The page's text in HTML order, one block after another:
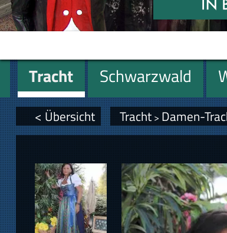
Tracht Schwarzwald
Geschenke
< Übersicht Tracht> Damen-